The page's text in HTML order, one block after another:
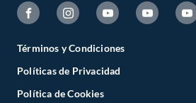
Términos y Condiciones
Políticas de Privacidad
Política de Cookies